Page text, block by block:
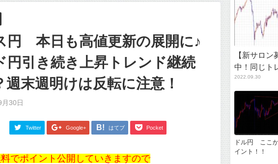
円 本日も高値更新の展開に♪
円引き続き上昇トレンド継続
週末週明けは反転に注意！
30日
Twitter Google+ はてブ Pocket
でポイント公開していきますので
【新サロ
中！同じト
2022.09.30
ドル円 ここ
イント！！